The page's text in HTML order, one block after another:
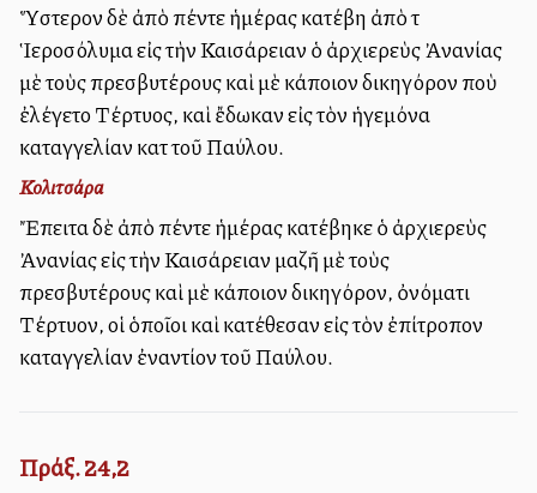
Ὕστερον δὲ ἀπὸ πέντε ἡμέρας κατέβη ἀπὸ τὰ
Ἱεροσόλυμα εἰς τὴν Καισάρειαν ὁ ἀρχιερεὺς Ἀνανίας
μὲ τοὺς πρεσβυτέρους καὶ μὲ κάποιον δικηγόρον ποὺ
ἐλέγετο Τέρτυλλος, καὶ ἔδωκαν εἰς τὸν ἡγεμόνα
καταγγελίαν κατὰ τοῦ Παύλου.
Κολιτσάρα
Ἔπειτα δὲ ἀπὸ πέντε ἡμέρας κατέβηκε ὁ ἀρχιερεὺς
Ἀνανίας εἰς τὴν Καισάρειαν μαζῆ μὲ τοὺς
πρεσβυτέρους καὶ μὲ κάποιον δικηγόρον, ὀνόματι
Τέρτυλλον, οἱ ὁποῖοι καὶ κατέθεσαν εἰς τὸν ἐπίτροπον
καταγγελίαν ἐναντίον τοῦ Παύλου.
Πράξ. 24,2